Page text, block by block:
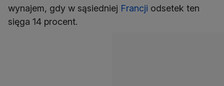
wynajem, gdy w sąsiedniej Francji odsetek ten
sięga 14 procent.